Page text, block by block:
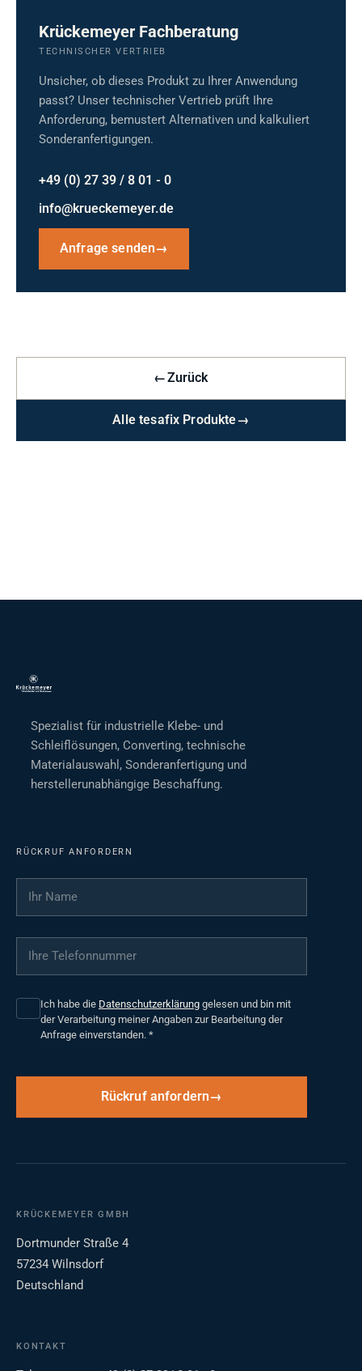
Krückemeyer Fachberatung
TECHNISCHER VERTRIEB
Unsicher, ob dieses Produkt zu Ihrer Anwendung
passt? Unser technischer Vertrieb prüft Ihre
Anforderung, bemustert Alternativen und kalkuliert
Sonderanfertigungen.
+49 (0) 27 39 / 8 01 - 0
info@krueckemeyer.de
Anfrage senden→
←Zurück
Alle tesafix Produkte→
Spezialist für industrielle Klebe- und
Schleiflösungen, Converting, technische
Materialauswahl, Sonderanfertigung und
herstellerunabhängige Beschaffung.
RÜCKRUF ANFORDERN
Ihr Name
Ihre Telefonnummer
Ich habe die Datenschutzerklärung gelesen und bin mit
der Verarbeitung meiner Angaben zur Bearbeitung der
Anfrage einverstanden. *
Rückruf anfordern
KRÜCKEMEYER GMBH
Dortmunder Straße 4
57234 Wilnsdorf
Deutschland
KONTAKT